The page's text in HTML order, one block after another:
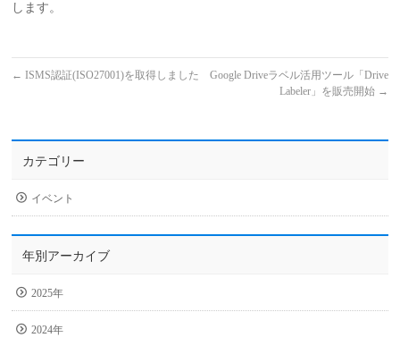
します。
← ISMS認証(ISO27001)を取得しました
Google Driveラベル活用ツール「Drive
Labeler」を販売開始 →
カテゴリー
イベント
年別アーカイブ
2025年
2024年